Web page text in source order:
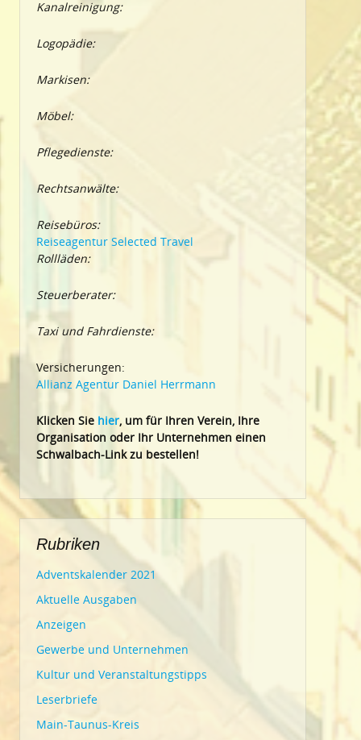
Kanalreinigung:
Logopädie:
Markisen:
Möbel:
Pflegedienste:
Rechtsanwälte:
Reisebüros:
Reiseagentur Selected Travel
Rollläden:
Steuerberater:
Taxi und Fahrdienste:
Versicherungen:
Allianz Agentur Daniel Herrmann
Klicken Sie hier, um für Ihren Verein, Ihre
Organisation oder Ihr Unternehmen einen
Schwalbach-Link zu bestellen!
Rubriken
Adventskalender 2021
Aktuelle Ausgaben
Anzeigen
Gewerbe und Unternehmen
Kultur und Veranstaltungstipps
Leserbriefe
Main-Taunus-Kreis